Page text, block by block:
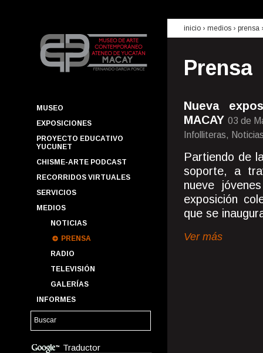
MUSEO
EXPOSICIONES
PROYECTO EDUCATIVO
YUCUNET
CHISME-ARTE PODCAST
RECORRIDOS VIRTUALES
SERVICIOS
MEDIOS
NOTICIAS
PRENSA
RADIO
TELEVISIÓN
GALERÍAS
INFORMES
Traductor
inicio › medios › prensa
Prensa
Nueva
MACAY 03 de
Infolliteras,
Partiendo de
soporte, a
nueve
exposición
que se
Ver más